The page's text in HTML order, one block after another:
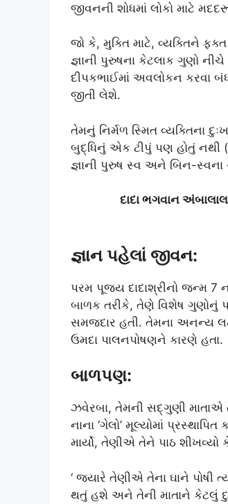
જીવનની શોધમાં લોકો માટે
જો કે, મુક્તિ માટે, વ્યક્તિને
જ્ઞાની પુરુષના કેટલાક ગુણો
દીપકભાઈમાં અવલોકન કરવા
જીતી લેશે.
તેમનું નિર્મળ સ્મિત વ્યક્તિના
બુદ્ધિનું એક ટીપું પણ હોતું નથી
જ્ઞાની પુરુષ સ્વ અને બિન-
દાદા ભગવાન
જ્ઞાન પહેલાં જીવન:
પરમ પૂજ્ય દાદાશ્રીનો જન્મ 7
બાળક તરીકે, તેણે વિશેષ ગુણોનું
સમજદાર હતી. તેમના અનન્ય
ઉમદા પાલનપોષણને કારણે હતા.
બાળપણ:
ઝવેરબા, તેમની સદ્ગુણી માતાએ
નાના ‘ગેલો’ મૂલ્યોમાં
માર્યો, તેણીએ તેને પાઠ શીખવ્યો
‘ જ્યારે તેણીએ તેના ઘાને પોષી
થતું હશે અને તેની માતાને કેટલું